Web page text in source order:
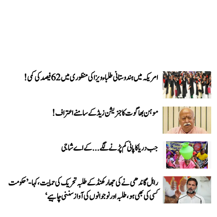
امریکہ میں ہندوستانی طلباء ویزا کی منظوری میں 62 فیصد کی کمی!
موہن بھاگوت کا جنریشن زیڈ کے سامنے اعتراف!
جب دریا کا پانی کم پڑنے لگے...کے اے شاجی
راہل گاندھی نے کی جھارکھنڈ کے طلبہ تحریک کی حمایت، کہا- ’حکومت
کسی کی بھی ہو، طلبہ اور نوجوانوں کی آواز سننی چاہیے‘